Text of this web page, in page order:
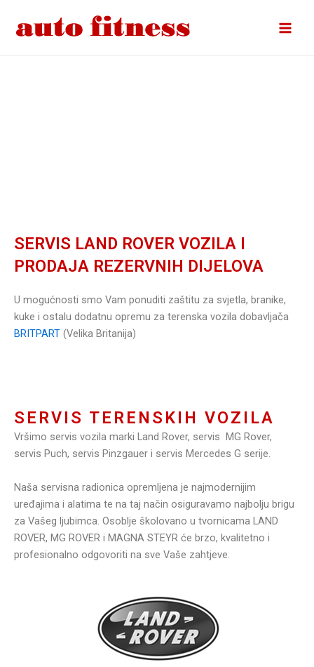
SERVIS LAND ROVER VOZILA I
PRODAJA REZERVNIH DIJELOVA
U mogućnosti smo Vam ponuditi zaštitu za svjetla, branike,
kuke i ostalu dodatnu opremu za terenska vozila dobavljača
BRITPART (Velika Britanija)
SERVIS TERENSKIH VOZILA
Vršimo servis vozila marki Land Rover, servis MG Rover,
servis Puch, servis Pinzgauer i servis Mercedes G serije.
Naša servisna radionica opremljena je najmodernijim
uređajima i alatima te na taj način osiguravamo najbolju brigu
za Vašeg ljubimca. Osoblje školovano u tvornicama LAND
ROVER, MG ROVER i MAGNA STEYR će brzo, kvalitetno i
profesionalno odgovoriti na sve Vaše zahtjeve.